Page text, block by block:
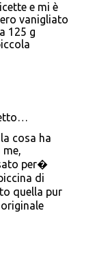
e mi è
vanigliato
125 g
cosa ha
me,
per�
di
quella pur